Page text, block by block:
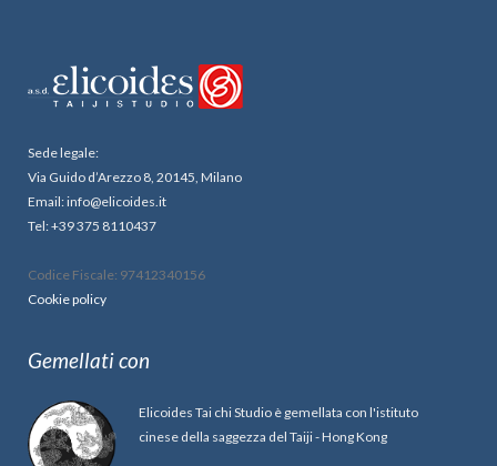
Sede legale:
Via Guido d’Arezzo 8, 20145, Milano
Email: info@elicoides.it
Tel: +39 375 8110437
Codice Fiscale: 97412340156
Cookie policy
Gemellati con
Elicoides Tai chi Studio è gemellata con l'istituto
cinese della saggezza del Taiji - Hong Kong